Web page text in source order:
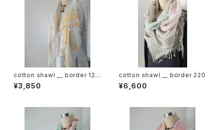
cotton shawl __ border 120
蒲公英w
¥3,850
cotton shawl __ border 220
¥6,600